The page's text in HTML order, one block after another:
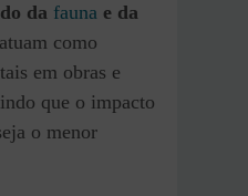
da fauna e da
como
em obras e
que o impacto
o menor